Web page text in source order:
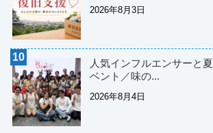
2026年8月3日
人気インフルエンサーと
ベント／味の...
2026年8月4日